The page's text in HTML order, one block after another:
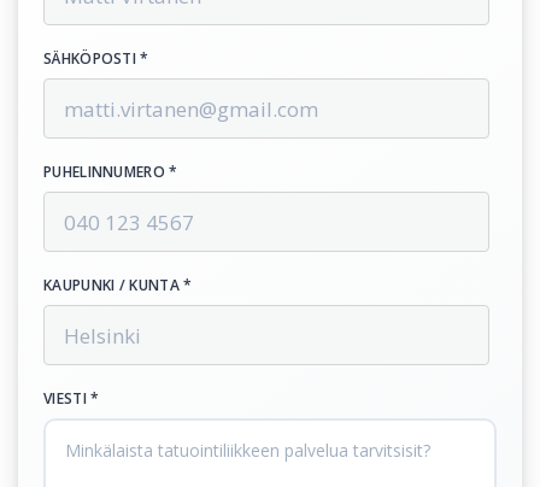
SÄHKÖPOSTI *
PUHELINNUMERO *
KAUPUNKI / KUNTA *
VIESTI *